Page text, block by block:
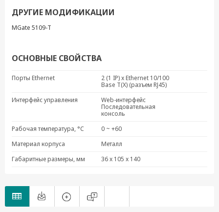
ДРУГИЕ МОДИФИКАЦИИ
MGate 5109-T
ОСНОВНЫЕ СВОЙСТВА
Порты Ethernet
2 (1 IP) x Ethernet 10/100
Base T(X) (разъем RJ45)
Интерфейс управления
Web-интерфейс
Последовательная
консоль
Рабочая температура, °C
0 ~ +60
Материал корпуса
Металл
Габаритные размеры, мм
36 x 105 x 140